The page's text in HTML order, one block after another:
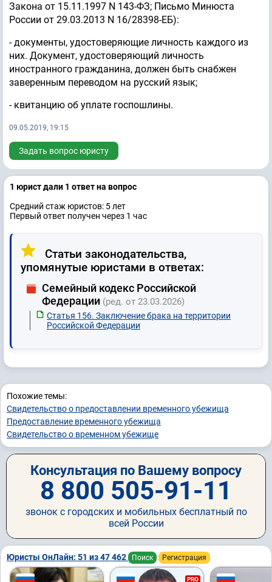
Закона от 15.11.1997 N 143-ФЗ; Письмо Минюста
России от 29.03.2013 N 16/28398-ЕБ):
- документы, удостоверяющие личность каждого из
них. Документ, удостоверяющий личность
иностранного гражданина, должен быть снабжен
заверенным переводом на русский язык;
- квитанцию об уплате госпошлины.
09.05.2019, 19:15
Задать вопрос юристу
1 юрист дали 1 ответ на вопрос
Средний стаж юристов: 5 лет
Первый ответ получен через 1 час
Статьи законодательства,
упомянутые юристами в ответах:
Семейный кодекс Российской
Федерации (ред. от 23.03.2026)
Статья 156. Заключение брака на территории
Российской Федерации
Похожие темы:
Свидетельство о предоставлении временного убежища
Предоставление временного убежища
Свидетельство о временном убежище
Консультация по Вашему вопросу
8 800 505-91-11
звонок с городских и мобильных бесплатный по
всей России
Юристы ОнЛайн: 51 из 47 462 Поиск Регистрация
PRO